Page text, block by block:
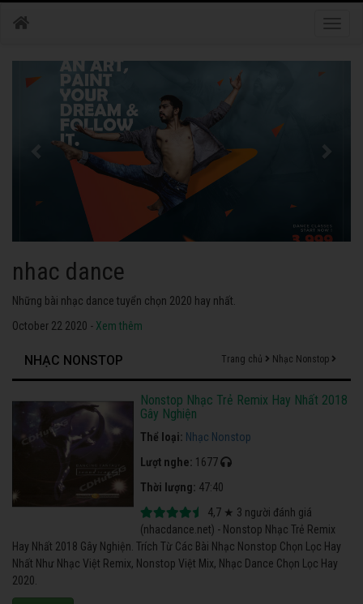
nhac dance
Những bài nhạc dance tuyển chọn 2020 hay nhất.
October 22 2020 - Xem thêm
NHẠC NONSTOP Trang chủ Nhạc Nonstop
Nonstop Nhạc Trẻ Remix Hay Nhất 2018
Gây Nghiện
Thể loại: Nhạc Nonstop
Lượt nghe: 1677
Thời lượng: 47:40
4,7 ★ 3 người đánh giá
(nhacdance.net) - Nonstop Nhạc Trẻ Remix
Hay Nhất 2018 Gây Nghiện. Trích Từ Các Bài Nhạc Nonstop Chọn Lọc Hay
Nhất Như Nhạc Việt Remix, Nonstop Việt Mix, Nhạc Dance Chọn Lọc Hay
2020.